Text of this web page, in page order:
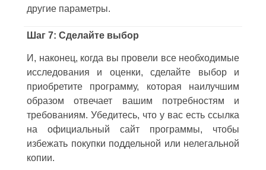
другие параметры.
Шаг 7: Сделайте выбор
И, наконец, когда вы провели все необходимые
исследования и оценки, сделайте выбор и
приобретите программу, которая наилучшим
образом отвечает вашим потребностям и
требованиям. Убедитесь, что у вас есть ссылка
на официальный сайт программы, чтобы
избежать покупки поддельной или нелегальной
копии.